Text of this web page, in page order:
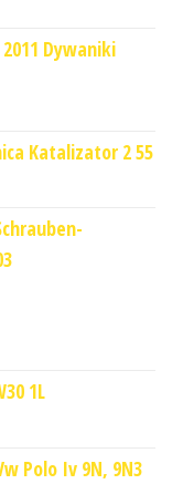
Dywaniki
Katalizator 2 55
1L
Polo Iv 9N, 9N3